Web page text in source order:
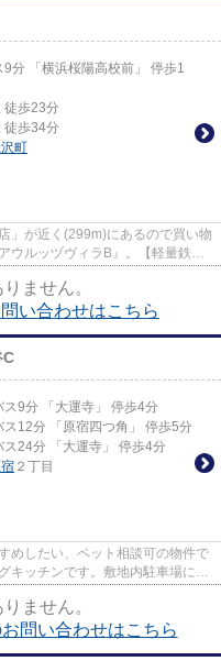
9分 「横浜桜陽高校前」 停歩1
徒歩23分
徒歩34分
町
」が近く(299m)にあるので買い物
ウルッヅヴィラB』。【軽量鉄
ません。
い合わせはこちら
C
ス9分 「大運寺」 停歩4分
ス12分 「原宿四つ角」 停歩5分
ス24分 「大運寺」 停歩4分
２丁目
めしたい、ペット相談可の物件で
キッチンです。敷地内駐車場に空
ません。
問い合わせはこちら